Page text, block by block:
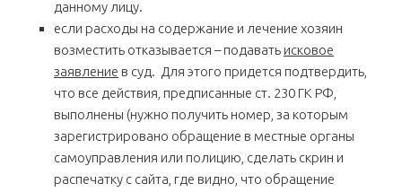
данному лицу.
если расходы на содержание и лечение хозяин
возместить отказывается – подавать исковое
заявление в суд. Для этого придется подтвердить,
что все действия, предписанные ст. 230 ГК РФ,
выполнены (нужно получить номер, за которым
зарегистрировано обращение в местные органы
самоуправления или полицию, сделать скрин и
распечатку с сайта, где видно, что обращение